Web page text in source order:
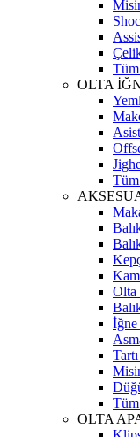
OLTA
Olta
İğne
OLTA